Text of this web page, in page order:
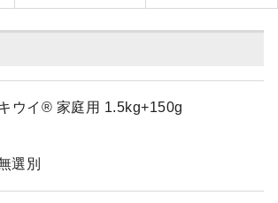
ウイ® 家庭用 1.5kg+150g
選別